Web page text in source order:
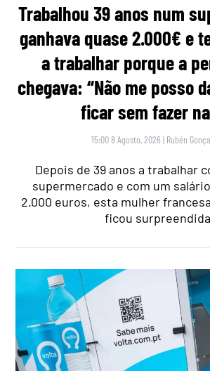
Trabalhou 39 anos num
ganhava quase 2.000€ e
a trabalhar porque a
chegava: “Não me posso
ficar sem fazer
15:00 8 Agosto, 2026 | Rubén
Depois de 39 anos a trabalhar
supermercado e com um
2.000 euros, esta mulher
ficou surpreendida